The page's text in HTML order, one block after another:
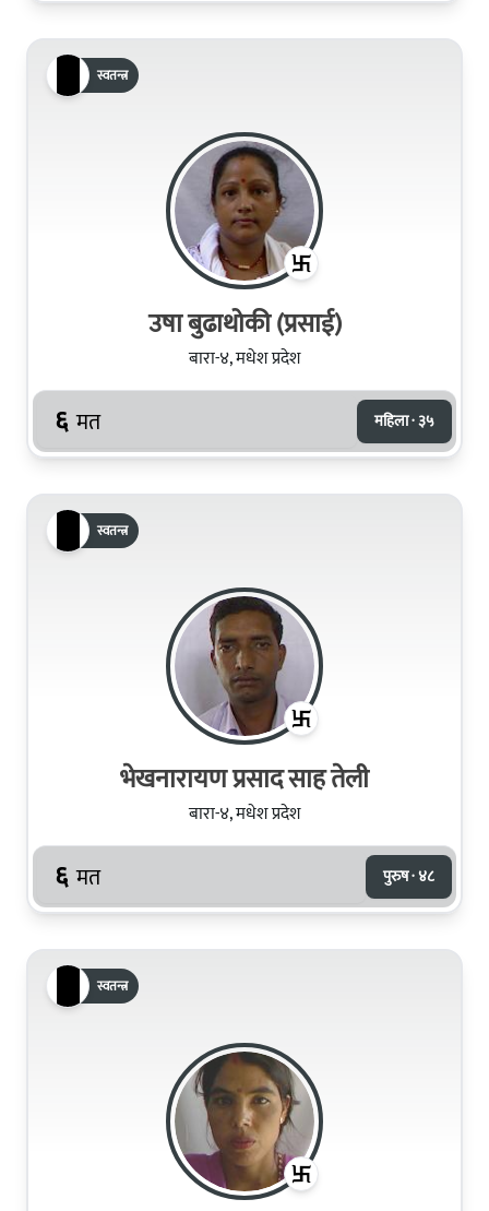
स्वतन्त्र
उषा बुढाथोकी (प्रसाई)
बारा-४, मधेश प्रदेश
६ मत महिला · ३५
स्वतन्त्र
भेखनारायण प्रसाद साह तेली
बारा-४, मधेश प्रदेश
६ मत पुरुष · ४८
स्वतन्त्र